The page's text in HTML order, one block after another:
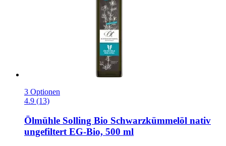
3 Optionen
4.9 (13)
Ölmühle Solling Bio Schwarzkümmelöl nativ
ungefiltert EG-​Bio, 500 ml